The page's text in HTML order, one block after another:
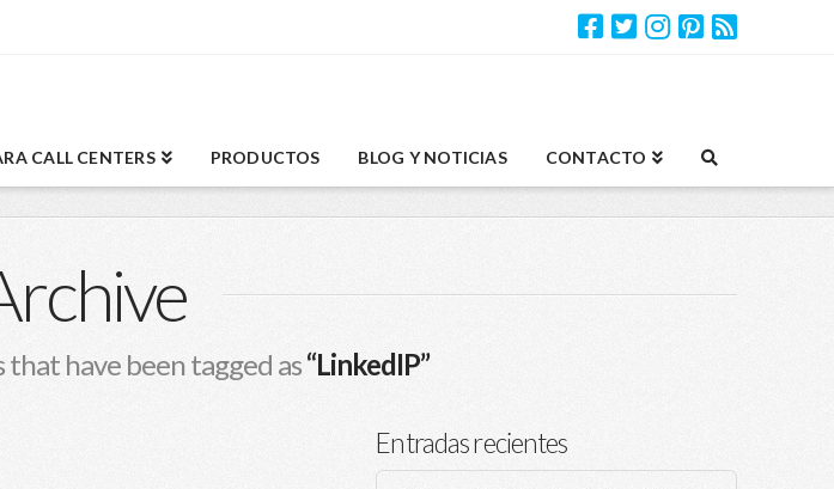
CALL CENTERS PRODUCTOS BLOG Y NOTICIAS CONTACTO
have been tagged as“LinkedIP”
Entradas recientes